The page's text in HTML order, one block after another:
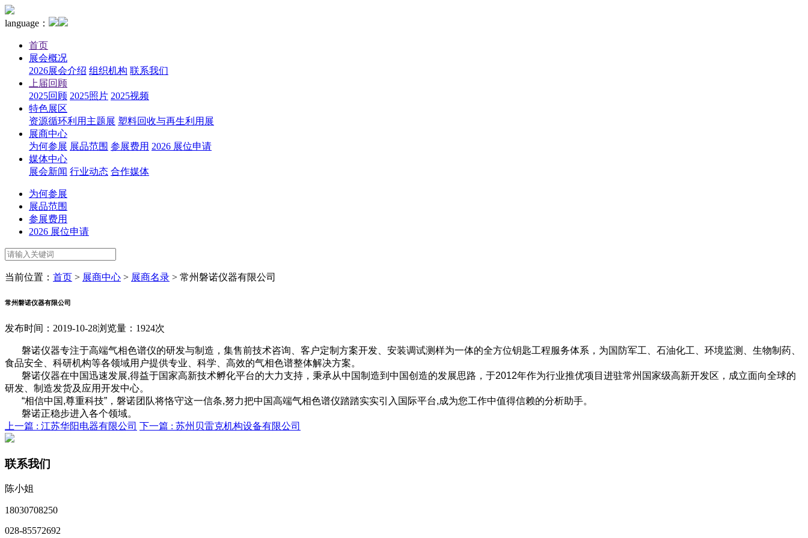
language：
首页
展会概况
2026展会介绍 组织机构 联系我们
上届回顾
2025回顾 2025照片 2025视频
特色展区
资源循环利用主题展 塑料回收与再生利用展
展商中心
为何参展 展品范围 参展费用 2026 展位申请
媒体中心
展会新闻 行业动态 合作媒体
为何参展
展品范围
参展费用
2026 展位申请
当前位置： 首页 > 展商中心 > 展商名录 > 常州磐诺仪器有限公司
常州磐诺仪器有限公司
发布时间：2019-10-28浏览量：1924次
磐诺仪器专注于高端气相色谱仪的研发与制造，集售前技术咨询、客户定制方案开发、安装调试测样为一体的全方位钥匙工程服务体系，为国防军工、石油化工、环境监测、生物制药、
食品安全、科研机构等各领域用户提供专业、科学、高效的气相色谱整体解决方案。
磐诺仪器在中国迅速发展,得益于国家高新技术孵化平台的大力支持，秉承从中国制造到中国创造的发展思路，于2012年作为行业推优项目进驻常州国家级高新开发区，成立面向全球的
研发、制造发货及应用开发中心。
“相信中国,尊重科技”，磐诺团队将恪守这一信条,努力把中国高端气相色谱仪踏踏实实引入国际平台,成为您工作中值得信赖的分析助手。
磐诺正稳步进入各个领域。
上一篇 : 江苏华阳电器有限公司 下一篇 : 苏州贝雷克机构设备有限公司
联系我们
陈小姐
18030708250
028-85572692